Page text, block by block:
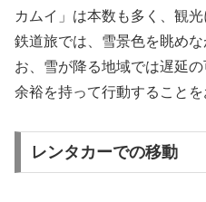
カムイ」は本数も多く、観
鉄道旅では、雪景色を眺め
お、雪が降る地域では遅延
余裕を持って行動することを
レンタカーでの移動